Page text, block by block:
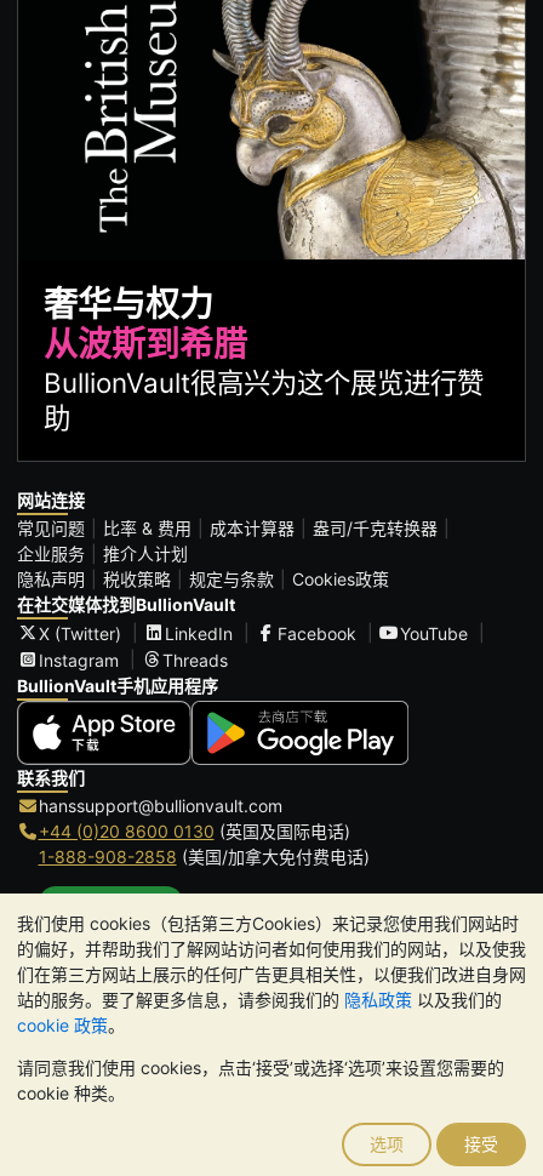
我们使用 cookies（包括第三方Cookies）来记录您使用我们网站时
的偏好，并帮助我们了解网站访问者如何使用我们的网站，以及使我
们在第三方网站上展示的任何广告更具相关性，以便我们改进自身网
站的服务。要了解更多信息，请参阅我们的 隐私政策 以及我们的
cookie 政策。
请同意我们使用 cookies，点击‘接受’或选择‘选项’来设置您需要的
cookie 种类。
选项 接受
奢华与权力
从波斯到希腊
BullionVault很高兴为这个展览进行赞
助
网站连接
常见问题
比率 & 费用 成本计算器
盎司/千克转换器
企业服务
推介人计划
隐私声明
税收策略 规定与条款
Cookies政策
在社交媒体找到BullionVault
X (Twitter)
LinkedIn Facebook
YouTube
Instagram
Threads
BullionVault手机应用程序
联系我们
hanssupport@bullionvault.com
+44 (0)20 8600 0130 (英国及国际电话)
1-888-908-2858 (美国/加拿大免付费电话)
办公时间:
9am to 8:30pm (英国时间), 周一至周五
Galmarley Ltd T/A BullionVault
3 Shortlands (7th Floor)
London
W6 8DA
贵金属的价值可能下跌也可能上涨。历史趋势不能保证未来
的价格走势。BullionVault 网站及其任何通讯中的任何内容均不构成